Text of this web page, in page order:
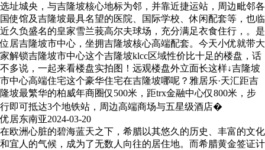
选址城央，与吉隆坡核心地标为邻，并靠近捷运站，周边毗邻各
国使馆及吉隆坡最具名望的医院、国际学校、休闲配套等，也临
近久负盛名的皇家雪兰莪高尔夫球场，充分满足衣食住行，。是
位居吉隆坡市中心，坐拥吉隆坡核心高端配套。今天小优就带大
家解锁吉隆坡市中心这个吉隆坡klcc区域性价比十足的楼盘，话
不多说，一起来看楼盘实拍图！远观楼盘外立面长这样↓吉隆坡
市中心高端住宅这个豪华住宅在吉隆坡哪呢？雅居乐·天汇距吉
隆坡最繁华的柏威年商圈仅500米，距trx金融中心仅800米，步
行即可抵达3个地铁站，周边高端商场与五星级酒店�
优居东南亚2024-03-20
在欧洲心脏的碧海蓝天之下，希腊以其悠久的历史、丰富的文化
和宜人的气候，成为了无数人向往的居住地。而希腊黄金签证计